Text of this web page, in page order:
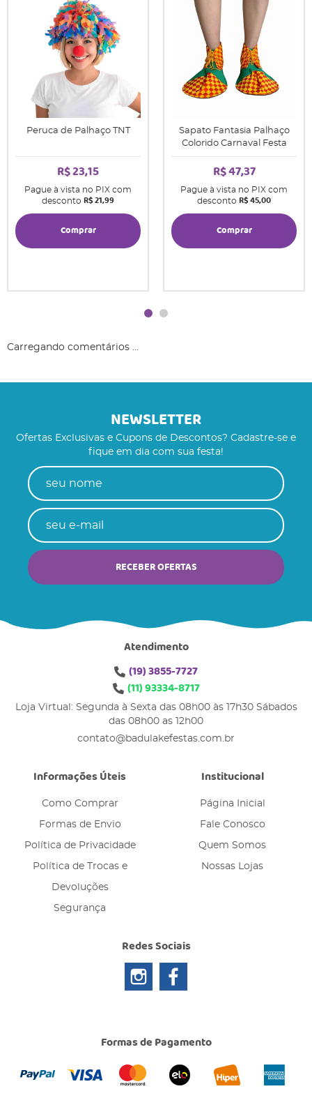
Peruca de Palhaço TNT
R$ 23,15
Pague à vista no PIX com
desconto R$ 21,99
Comprar
Sapato Fantasia Palhaço
Colorido Carnaval Festa
R$ 47,37
Pague à vista no PIX com
desconto R$ 45,00
Comprar
Carregando comentários ...
NEWSLETTER
Ofertas Exclusivas e Cupons de Descontos? Cadastre-se e
fique em dia com sua festa!
RECEBER OFERTAS
Atendimento
(19)3855-7727
(11)93334-8717
Loja Virtual: Segunda à Sexta das 08h00 às 17h30 Sábados
das 08h00 as 12h00
contato@badulakefestas.com.br
Informações Úteis
Como Comprar
Formas de Envio
Política de Privacidade
Política de Trocas e
Devoluções
Segurança
Institucional
Página Inicial
Fale Conosco
Quem Somos
Nossas Lojas
Redes Sociais
Formas de Pagamento